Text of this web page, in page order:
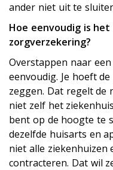
ander niet uit te
Hoe eenvoudig is
zorgverzekering?
Overstappen naar
eenvoudig. Je hoeft
zeggen. Dat regelt de
niet zelf het
bent op de hoogte te
dezelfde huisarts en
niet alle ziekenhuizen
contracteren. Dat wil